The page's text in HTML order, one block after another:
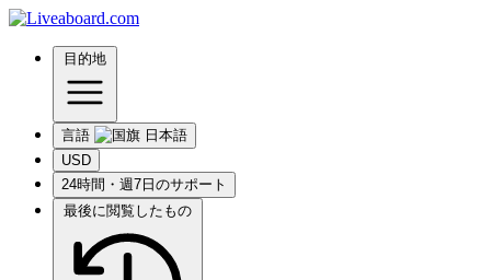
目的地
言語
USD
24時間・週7日のサポート
最後に閲覧したもの